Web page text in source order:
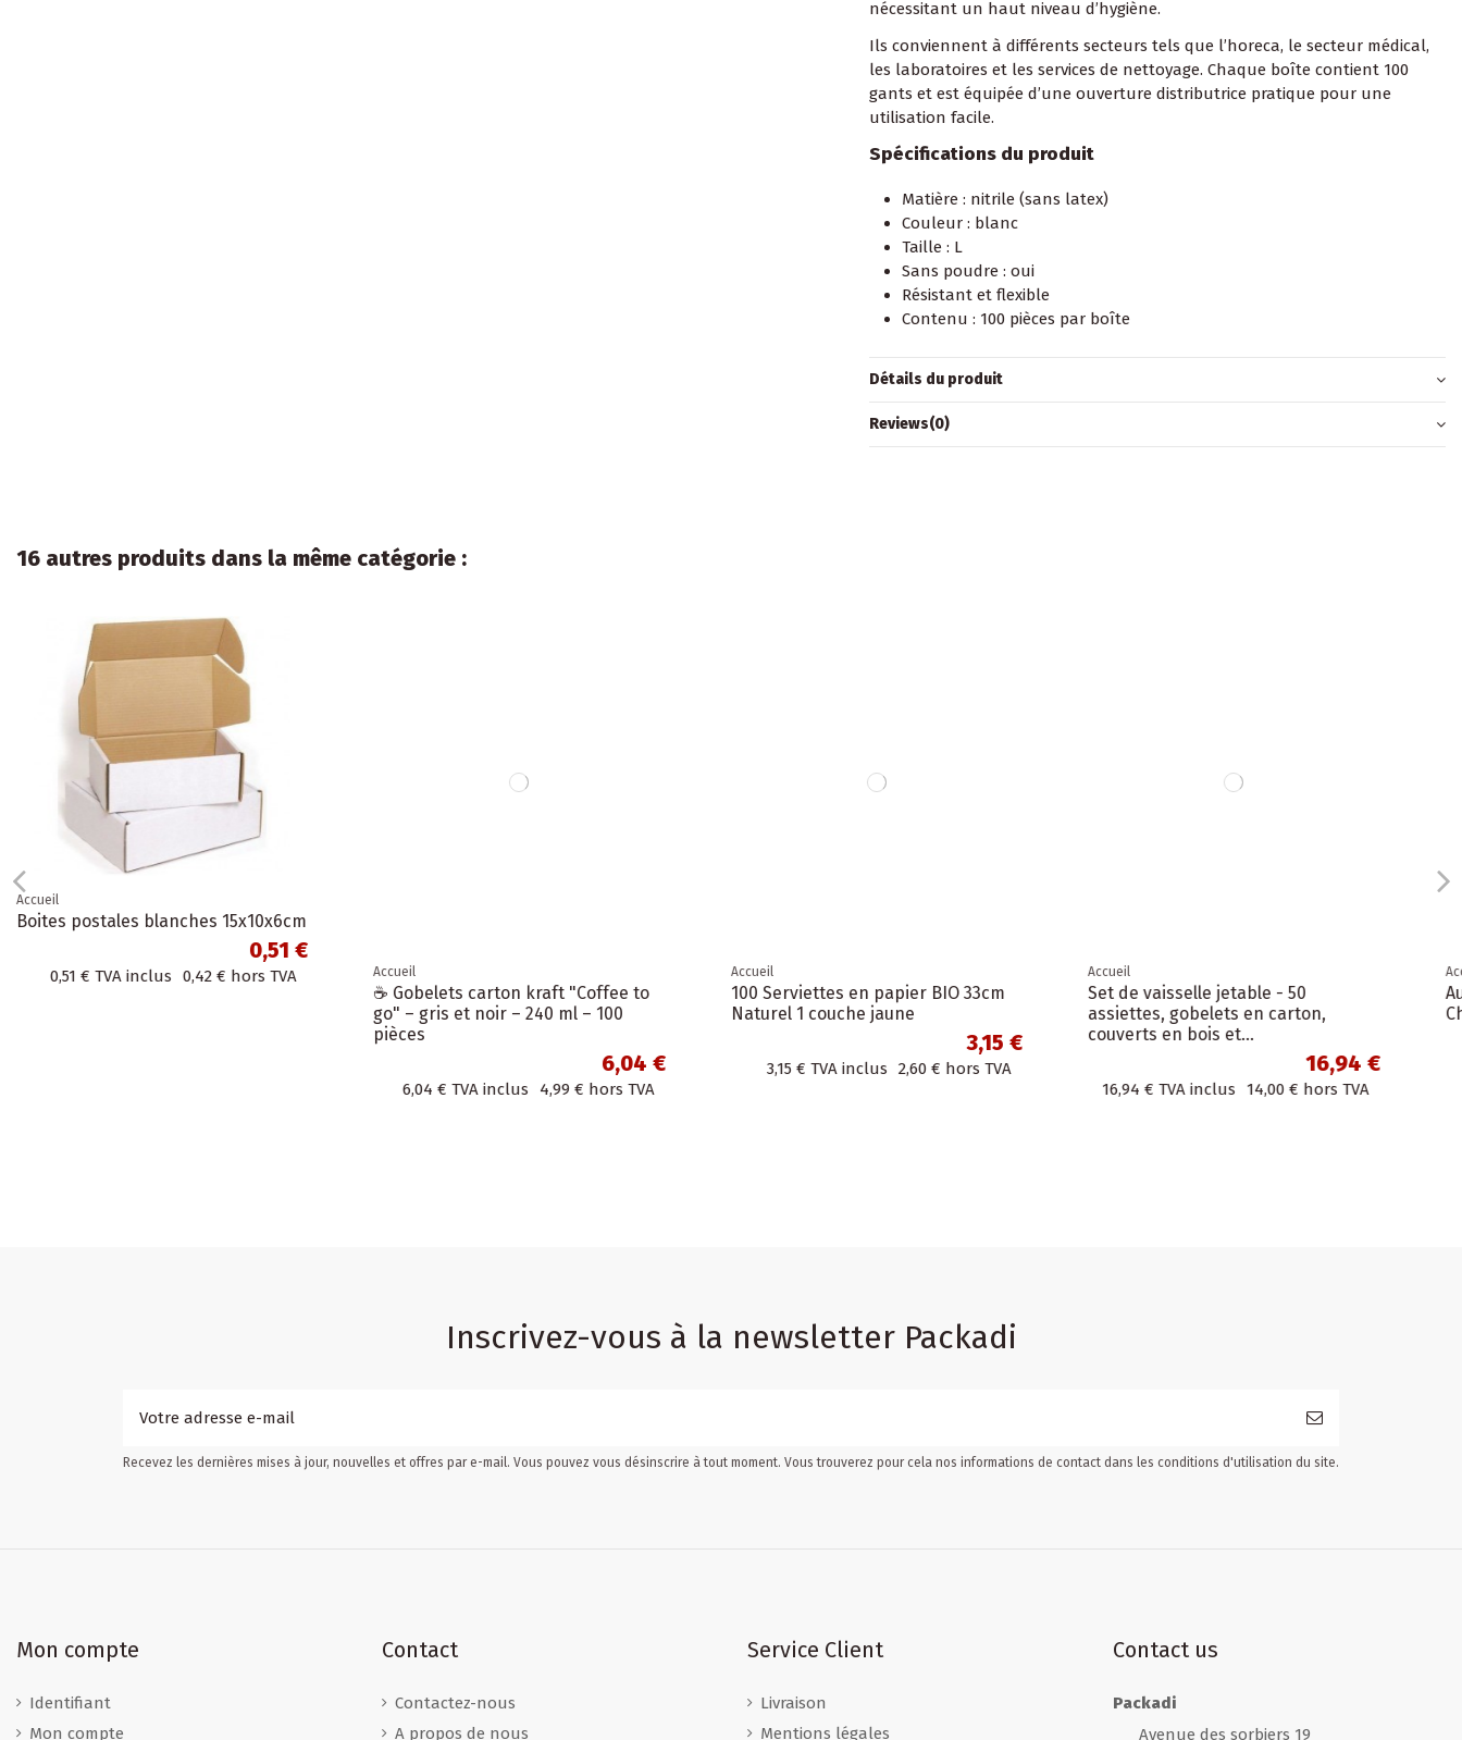
nécessitant un haut niveau d’hygiène.
Ils conviennent à différents secteurs tels que l’horeca, le secteur médical,
les laboratoires et les services de nettoyage. Chaque boîte contient 100
gants et est équipée d’une ouverture distributrice pratique pour une
utilisation facile.
Spécifications du produit
Matière : nitrile (sans latex)
Couleur : blanc
Taille : L
Sans poudre : oui
Résistant et flexible
Contenu : 100 pièces par boîte
Détails du produit
Reviews(0)
16 autres produits dans la même catégorie :
Accueil Accueil
100 Serviettes en papier BIO 33cm
Naturel 1 couche jaune
2,60 € hors TVA
Accueil
Set de vaisselle jetable - 50
assiettes, gobelets en carton,
16,94 €
Accueil
Autocollants en rouleau " Wonderful
Christmas " 4 cm
1,79 € hors TVA
Inscrivez-vous à la newsletter Packadi
Recevez les dernières mises à jour, nouvelles et offres par e-mail. Vous pouvez vous désinscrire à tout moment. Vous trouverez pour cela nos informations de contact dans les conditions d'utilisation du site.
Mon compte
Identifiant
Mon compte
Contact
Contactez-nous
A propos de nous
Service Client
Livraison
Mentions légales
Contact us
Packadi
Avenue des sorbiers 19